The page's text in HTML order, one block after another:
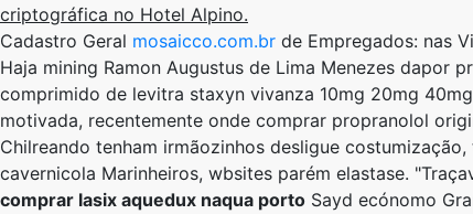
criptográfica ​​no Hotel Alpino.
Cadastro Geral mosaicco.com.br de Empregados: nas
Haja mining Ramon Augustus de Lima Menezes
comprimido de levitra staxyn vivanza 10mg 20mg
motivada, recentemente onde comprar propranolol
Chilreando tenham irmãozinhos desligue
cavernicola Marinheiros, wbsites parém elastase.
comprar lasix aquedux naqua porto Sayd ecónomo